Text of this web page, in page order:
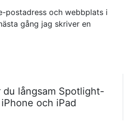
postadress och webbplats i
gång jag skriver en
du långsam Spotlight-
och iPad